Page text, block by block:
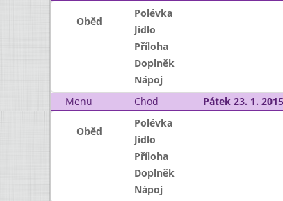
Oběd
Polévka
Jídlo
Příloha
Doplněk
Nápoj
Menu
Chod Pátek 23. 1.
Oběd
Polévka
Jídlo
Příloha
Doplněk
Nápoj